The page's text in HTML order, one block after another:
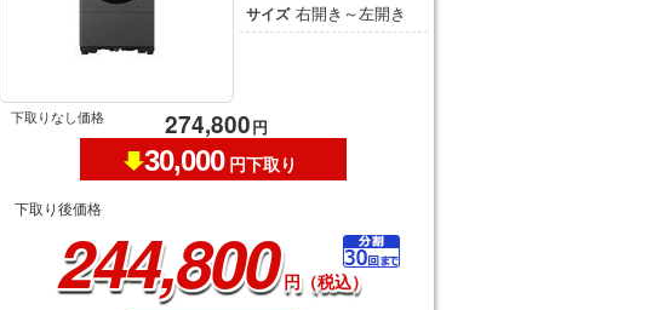
サイズ 右開き～左開き
下取りなし価格 274,800円
30,000 円下取り
下取り後価格
244,800 円（税込）